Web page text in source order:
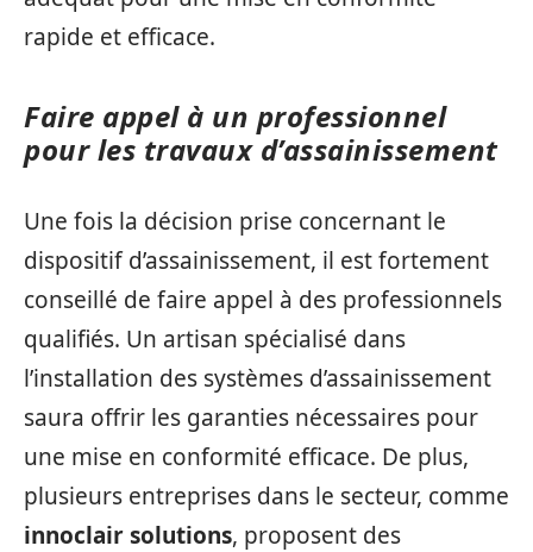
rapide et efficace.
Faire appel à un professionnel
pour les travaux d’assainissement
Une fois la décision prise concernant le
dispositif d’assainissement, il est fortement
conseillé de faire appel à des professionnels
qualifiés. Un artisan spécialisé dans
l’installation des systèmes d’assainissement
saura offrir les garanties nécessaires pour
une mise en conformité efficace. De plus,
plusieurs entreprises dans le secteur, comme
innoclair solutions, proposent des